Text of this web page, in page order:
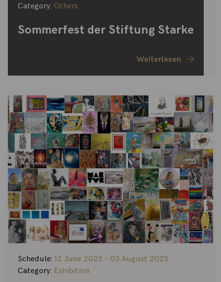
Category: Others
Sommerfest der Stiftung Starke
Weiterlesen
Schedule: 12 June 2025 - 03 August 2025
Category: Exhibition